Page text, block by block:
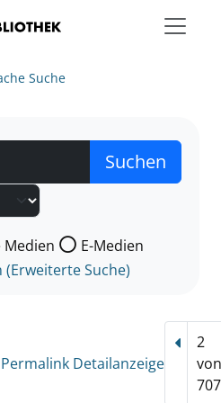
Suche
nach der Sie suchen wollen.
Medien
E-Medien
Suche)
Permalink Detailanzeige
2
von
707